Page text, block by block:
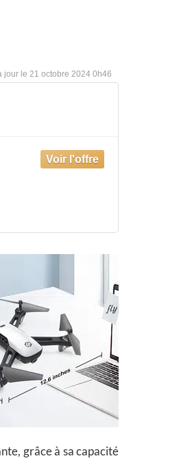
21 octobre 2024 0h46
grâce à sa capacité